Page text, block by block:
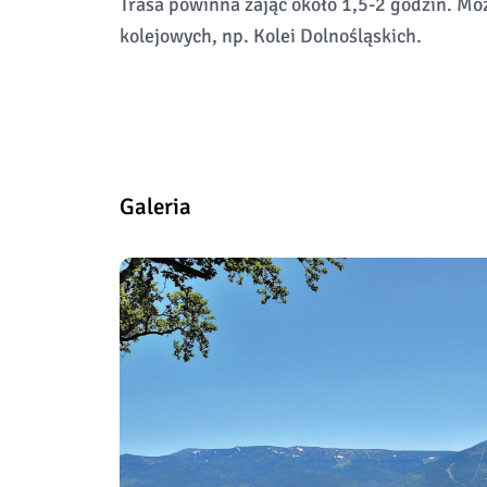
kolejowych, np. Kolei Dolnośląskich.
Galeria